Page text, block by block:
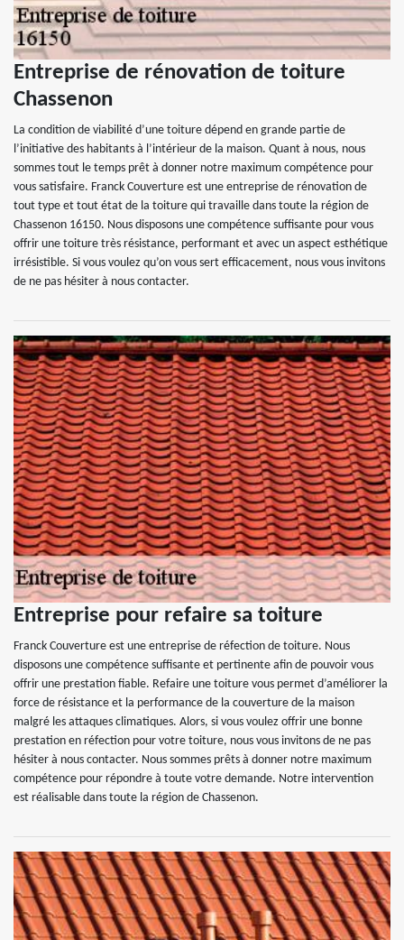
Entreprise de rénovation de toiture
Chassenon
La condition de viabilité d’une toiture dépend en grande partie de
l’initiative des habitants à l’intérieur de la maison. Quant à nous, nous
sommes tout le temps prêt à donner notre maximum compétence pour
vous satisfaire. Franck Couverture est une entreprise de rénovation de
tout type et tout état de la toiture qui travaille dans toute la région de
Chassenon 16150. Nous disposons une compétence suffisante pour vous
offrir une toiture très résistance, performant et avec un aspect esthétique
irrésistible. Si vous voulez qu’on vous sert efficacement, nous vous invitons
de ne pas hésiter à nous contacter.
Entreprise pour refaire sa toiture
Franck Couverture est une entreprise de réfection de toiture. Nous
disposons une compétence suffisante et pertinente afin de pouvoir vous
offrir une prestation fiable. Refaire une toiture vous permet d’améliorer la
force de résistance et la performance de la couverture de la maison
malgré les attaques climatiques. Alors, si vous voulez offrir une bonne
prestation en réfection pour votre toiture, nous vous invitons de ne pas
hésiter à nous contacter. Nous sommes prêts à donner notre maximum
compétence pour répondre à toute votre demande. Notre intervention
est réalisable dans toute la région de Chassenon.